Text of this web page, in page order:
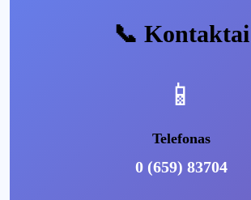
📞 Kontaktai
📱
Telefonas
0 (659) 83704